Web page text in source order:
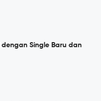
dengan Single Baru dan